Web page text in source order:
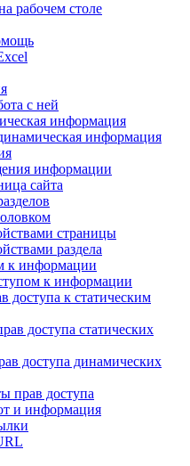
рабочем столе
с ней
информация
информация
информации
сайта
страницы
раздела
к информации
к информации
доступа к статическим
доступа статических
доступа динамических
прав доступа
и информация